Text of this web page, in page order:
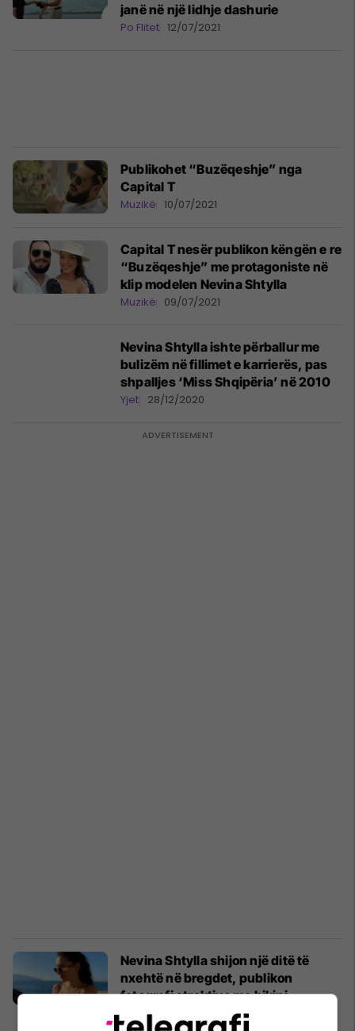
janë në një lidhje dashurie
Po Flitet 12/07/2021
Publikohet “Buzëqeshje” nga
Capital T
Muzikë 10/07/2021
Capital T nesër publikon këngën e re
“Buzëqeshje” me protagoniste në
klip modelen Nevina Shtylla
Muzikë 09/07/2021
Nevina Shtylla ishte përballur me
bulizëm në fillimet e karrierës, pas
shpalljes ‘Miss Shqipëria’ në 2010
Yjet 28/12/2020
Nevina Shtylla shijon një ditë të
nxehtë në bregdet, publikon
fotografi atraktive me bikini
09/11/2020